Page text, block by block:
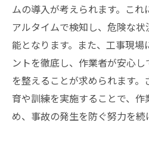
ムの導入が考えられます。これ
アルタイムで検知し、危険な
能となります。また、工事現場
ントを徹底し、作業者が安心
を整えることが求められます
育や訓練を実施することで、
め、事故の発生を防ぐ努力を続